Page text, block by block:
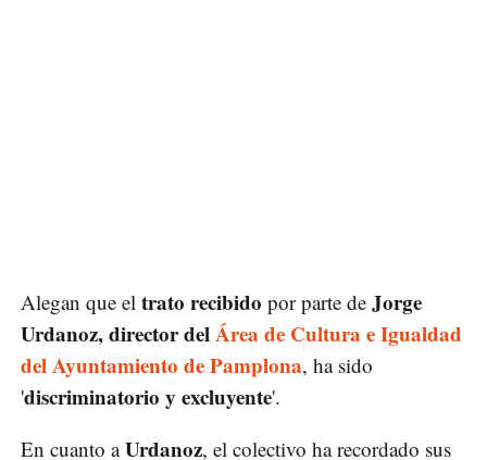
Alegan que el trato recibido por parte de Jorge
Urdanoz, director delÁrea de Cultura e Igualdad
del Ayuntamiento de Pamplona, ha sido
'discriminatorio y excluyente'.
En cuanto aUrdanoz, el colectivo ha recordado sus